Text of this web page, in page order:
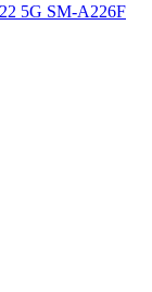
5G SM-A226F